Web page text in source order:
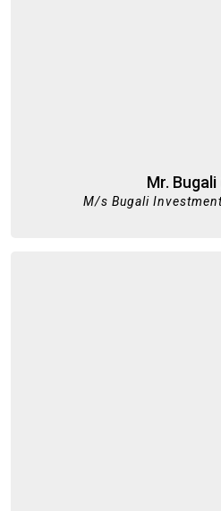
Mr. Bugali
M/s Bugali